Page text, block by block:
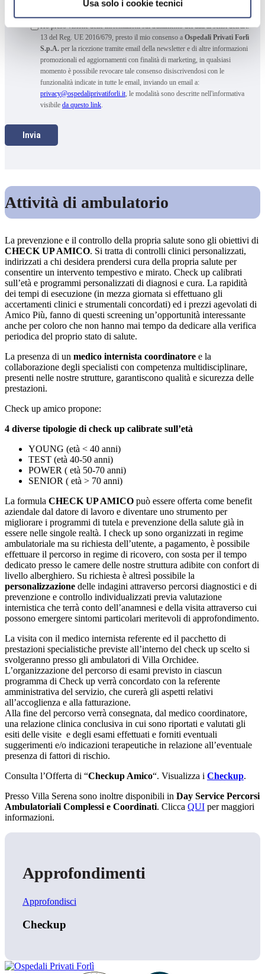
Usa solo i cookie tecnici
momento esercitare i suoi diritti scrivendo aprivacy@ospedaliprivatiforli.it
Ho preso visione delle informazioni sul trattamento dei dati ai sensi dell'art.
13 del Reg. UE 2016/679, presto il mio consenso a Ospedali Privati Forlì
S.p.A. per la ricezione tramite email della newsletter e di altre informazioni
promozionali ed aggiornamenti con finalità di marketing, in qualsiasi
momento è possibile revocare tale consenso disiscrivendosi con le
funzionalità indicate in tutte le email, inviando un email a:
privacy@ospedaliprivatiforli.it, le modalità sono descritte nell'informativa
visibile da questo link.
Attività di ambulatorio
La prevenzione e il controllo della propria salute sono gli obiettivi di
CHECK UP AMICO. Si tratta di controlli clinici personalizzati,
indirizzati a chi desidera prendersi cura della propria salute per
consentire un intervento tempestivo e mirato. Check up calibrati
sull’età e programmi personalizzati di diagnosi e cura. La rapidità
dei tempi di esecuzione (in mezza giornata si effettuano gli
accertamenti clinici e strumentali concordati) ed i prezzi agevolati di
Amico Più, fanno di questi screening un’opportunità interessante
anche per coloro che non hanno mai tempo da dedicare alla verifica
periodica del proprio stato di salute.
La presenza di un medico internista coordinatore e la
collaborazione degli specialisti con competenza multidisciplinare,
presenti nelle nostre strutture, garantiscono qualità e sicurezza delle
prestazioni.
Check up amico propone:
4 diverse tipologie di check up calibrate sull’età
YOUNG (età < 40 anni)
TEST (età 40-50 anni)
POWER ( età 50-70 anni)
SENIOR ( età ˃ 70 anni)
La formula CHECK UP AMICO può essere offerta come benefit
aziendale dal datore di lavoro e diventare uno strumento per
migliorare i programmi di tutela e prevenzione della salute già in
essere nelle singole realtà. I check up sono organizzati in regime
ambulatoriale ma su richiesta dell’utente, a pagamento, è possibile
effettuare il percorso in regime di ricovero, con sosta per il tempo
dedicato presso le camere delle nostre struttura adibite con confort di
livello alberghiero. Su richiesta è altresì possibile la
personalizzazione delle indagini attraverso percorsi diagnostici e di
prevenzione e controllo individualizzati previa valutazione
internistica che terrà conto dell’anamnesi e della visita attraverso cui
possono emergere sintomi particolari meritevoli di approfondimento.
La visita con il medico internista referente ed il pacchetto di
prestazioni specialistiche previste all’interno del check up scelto si
svolgeranno presso gli ambulatori di Villa Orchidee.
L’organizzazione del percorso di esami previsto in ciascun
programma di Check up verrà concordato con la referente
amministrativa del servizio, che curerà gli aspetti relativi
all’accoglienza e alla fatturazione.
Alla fine del percorso verrà consegnata, dal medico coordinatore,
una relazione clinica conclusiva in cui sono riportati e valutati gli
esiti delle visite e degli esami effettuati e forniti eventuali
suggerimenti e/o indicazioni terapeutiche in relazione all’eventuale
presenza di fattori di rischio.
Consulta l’Offerta di “Checkup Amico“. Visualizza i Checkup.
Presso Villa Serena sono inoltre disponibili in Day Service Percorsi
Ambulatoriali Complessi e Coordinati. Clicca QUI per maggiori
informazioni.
Approfondimenti
Approfondisci
Checkup